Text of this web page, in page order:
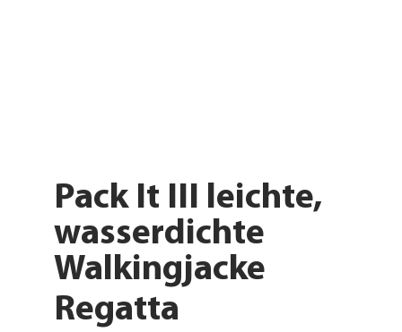
Pack It III leichte,
wasserdichte
Walkingjacke
Regatta